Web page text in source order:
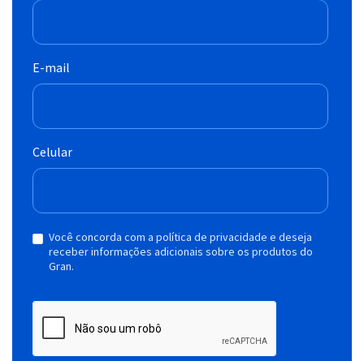
E-mail
Celular
Você concorda com a política de privacidade e deseja
receber informações adicionais sobre os produtos do
Gran.